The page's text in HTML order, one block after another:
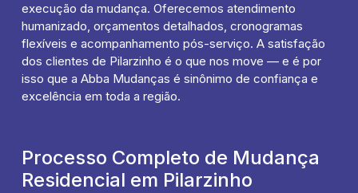
execução da mudança. Oferecemos atendimento
humanizado, orçamentos detalhados, cronogramas
flexíveis e acompanhamento pós-serviço. A satisfação
dos clientes de Pilarzinho é o que nos move — e é por
isso que a Abba Mudanças é sinônimo de confiança e
excelência em toda a região.
Processo Completo de Mudança
Residencial em Pilarzinho